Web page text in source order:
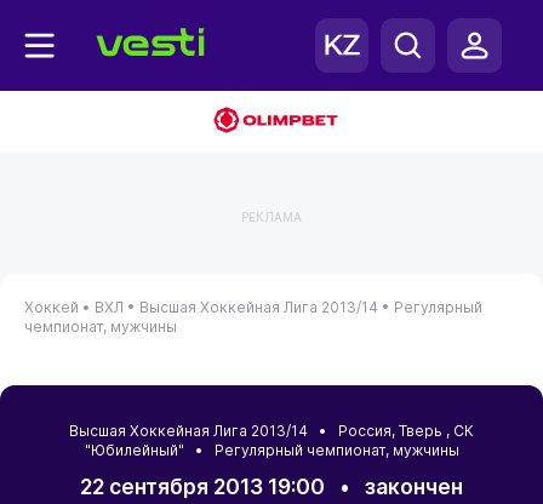
РЕКЛАМА
Хоккей • ВХЛ • Высшая Хоккейная Лига 2013/14 • Регулярный
чемпионат, мужчины
Высшая Хоккейная Лига 2013/14 • Россия, Тверь , СК
"Юбилейный" • Регулярный чемпионат, мужчины
22 сентября 2013 19:00 • закончен